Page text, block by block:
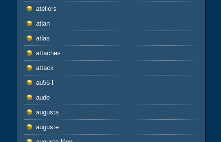
ateliers
atlan
atlas
attaches
attack
au55-l
aude
augusta
auguste